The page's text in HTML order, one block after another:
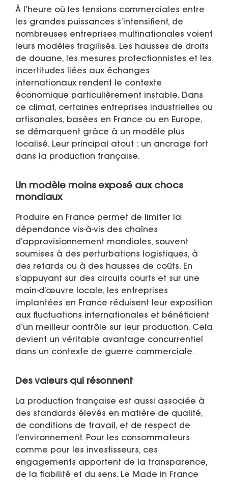
À l’heure où les tensions commerciales entre
les grandes puissances s’intensifient, de
nombreuses entreprises multinationales voient
leurs modèles fragilisés. Les hausses de droits
de douane, les mesures protectionnistes et les
incertitudes liées aux échanges
internationaux rendent le contexte
économique particulièrement instable. Dans
ce climat, certaines entreprises industrielles ou
artisanales, basées en France ou en Europe,
se démarquent grâce à un modèle plus
localisé. Leur principal atout : un ancrage fort
dans la production française.
Un modèle moins exposé aux chocs
mondiaux
Produire en France permet de limiter la
dépendance vis-à-vis des chaînes
d’approvisionnement mondiales, souvent
soumises à des perturbations logistiques, à
des retards ou à des hausses de coûts. En
s’appuyant sur des circuits courts et sur une
main-d’œuvre locale, les entreprises
implantées en France réduisent leur exposition
aux fluctuations internationales et bénéficient
d’un meilleur contrôle sur leur production. Cela
devient un véritable avantage concurrentiel
dans un contexte de guerre commerciale.
Des valeurs qui résonnent
La production française est aussi associée à
des standards élevés en matière de qualité,
de conditions de travail, et de respect de
l’environnement. Pour les consommateurs
comme pour les investisseurs, ces
engagements apportent de la transparence,
de la fiabilité et du sens. Le Made in France